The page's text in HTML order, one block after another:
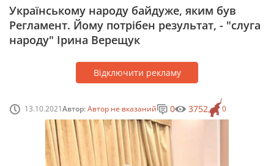
Українському народу байдуже, яким був
Регламент. Йому потрібен результат, - "слуга
народу" Ірина Верещук
Відключити рекламу
13.10.2021Автор:Автор не вказаний 0
0 3752